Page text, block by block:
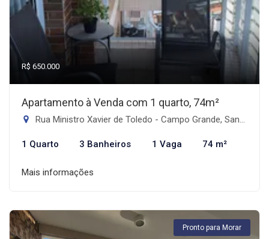
R$ 650.000
Apartamento à Venda com 1 quarto, 74m²
Rua Ministro Xavier de Toledo - Campo Grande, Santos-SP
1 Quarto 3 Banheiros 1 Vaga 74 m²
Mais informações
Pronto para Morar